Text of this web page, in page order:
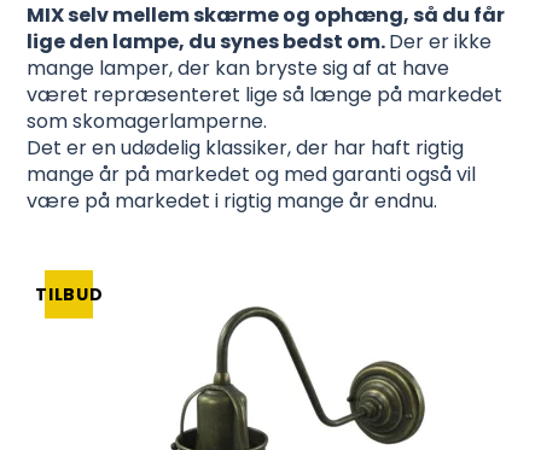
MIX selv mellem skærme og ophæng, så du får
lige den lampe, du synes bedst om.Der er ikke
mange lamper, der kan bryste sig af at have
været repræsenteret lige så længe på markedet
som skomagerlamperne.
Det er en udødelig klassiker, der har haft rigtig
mange år på markedet og med garanti også vil
være på markedet i rigtig mange år endnu.
TILBUD